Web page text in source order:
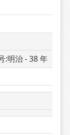
:明治 - 38 年